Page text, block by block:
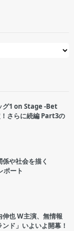
グ1 on Stage -Bet
さらに続編 Part3の
係や社会を描く
ポート
伸也 W主演、無情報
ド」いよいよ開幕！